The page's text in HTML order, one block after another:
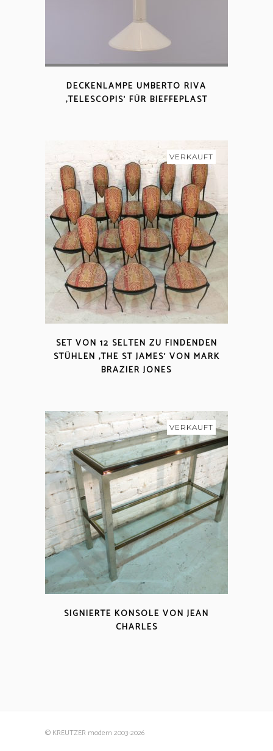
DECKENLAMPE UMBERTO RIVA
‚TELESCOPIS‘ FÜR BIEFFEPLAST
VERKAUFT
SET VON 12 SELTEN ZU FINDENDEN
STÜHLEN ‚THE ST JAMES‘ VON MARK
BRAZIER JONES
VERKAUFT
SIGNIERTE KONSOLE VON JEAN
CHARLES
© KREUTZER modern 2003-2026